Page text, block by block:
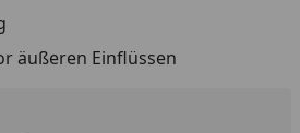
äußeren Einflüssen